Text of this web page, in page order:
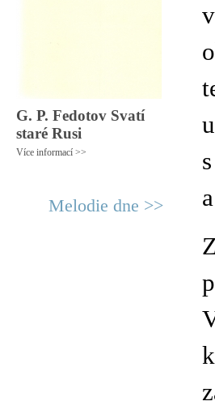
G. P. Fedotov Svatí
staré Rusi
Více informací >>
Melodie dne >>